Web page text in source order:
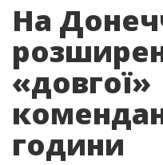
На
«довгої»
години